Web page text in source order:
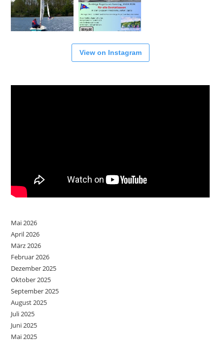
View on Instagram
Mai 2026
April 2026
März 2026
Februar 2026
Dezember 2025
Oktober 2025
September 2025
August 2025
Juli 2025
Juni 2025
Mai 2025